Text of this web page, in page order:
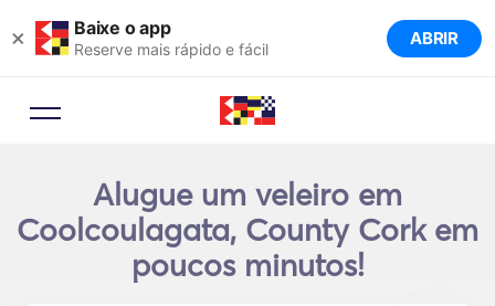
× Baixe o app
Reserve mais rápido e fácil ABRIR
Alugue um veleiro em
Coolcoulagata, County Cork em
poucos minutos!